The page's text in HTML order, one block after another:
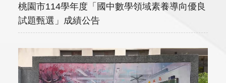
桃園市114學年度「國中數學領域素養導向優良
試題甄選」成績公告